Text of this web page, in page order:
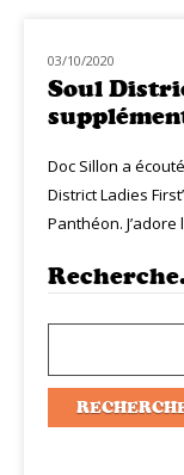
NOUVEAUTÉS
03/10/2020
Soul
Doc Sillon a
District Ladies
Panthéon. J’adore